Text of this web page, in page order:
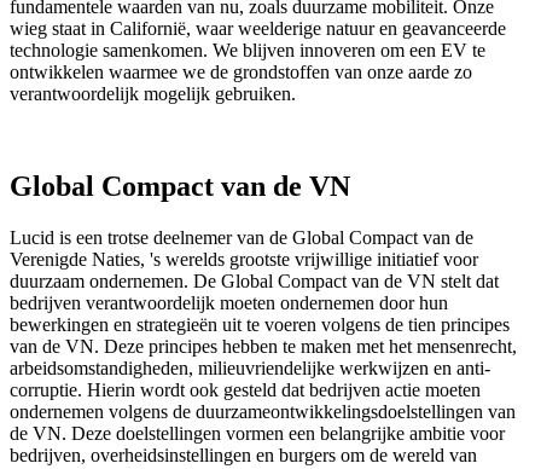
fundamentele waarden van nu, zoals duurzame mobiliteit. Onze
wieg staat in Californië, waar weelderige natuur en geavanceerde
technologie samenkomen. We blijven innoveren om een EV te
ontwikkelen waarmee we de grondstoffen van onze aarde zo
verantwoordelijk mogelijk gebruiken.
Global Compact van de VN
Lucid is een trotse deelnemer van de Global Compact van de
Verenigde Naties, 's werelds grootste vrijwillige initiatief voor
duurzaam ondernemen. De Global Compact van de VN stelt dat
bedrijven verantwoordelijk moeten ondernemen door hun
bewerkingen en strategieën uit te voeren volgens de tien principes
van de VN. Deze principes hebben te maken met het mensenrecht,
arbeidsomstandigheden, milieuvriendelijke werkwijzen en anti-
corruptie. Hierin wordt ook gesteld dat bedrijven actie moeten
ondernemen volgens de duurzameontwikkelingsdoelstellingen van
de VN. Deze doelstellingen vormen een belangrijke ambitie voor
bedrijven, overheidsinstellingen en burgers om de wereld van